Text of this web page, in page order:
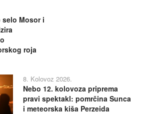
selo Mosor i
roja
8. Kolovoz 2026.
Nebo 12. kolovoza priprema
pravi spektakl: pomrčina Sunca
i meteorska kiša Perzeida